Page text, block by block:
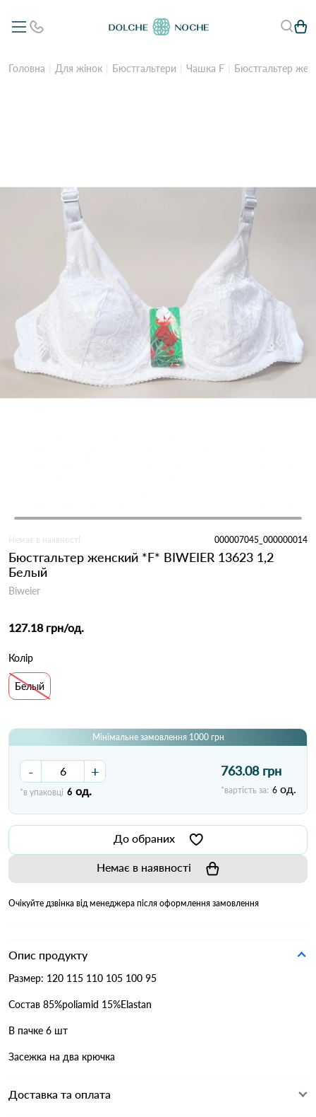
Головна Для жінок Бюстгальтери Чашка F Бюстгальтер
Немає в наявності 000007045_000000014
Бюстгальтер женский *F* BIWEIER 13623 1,2
Белый
Biweier
127.18 грн/од.
Колір
Белый
Мінімальне замовлення 1000 грн
- +
*в упаковці 6 од.
763.08 грн
*вартість за: 6 од.
До обраних
Немає в наявності
Очікуйте дзвінка від менеджера після оформлення замовлення
Опис продукту
Размер: 120 115 110 105 100 95
Состав 85%poliamid 15%Elastan
В пачке 6 шт
Засежка на два крючка
Доставка та оплата